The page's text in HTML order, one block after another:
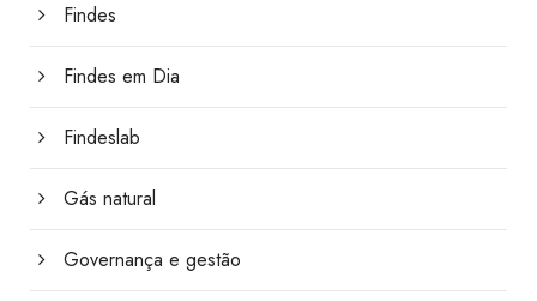
Findes
Findes em Dia
Findeslab
Gás natural
Governança e gestão